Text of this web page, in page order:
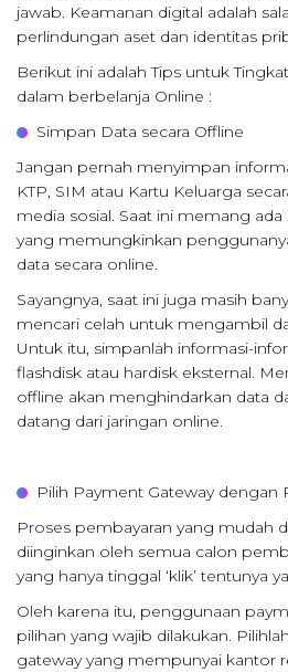
jawab. Keamanan digital adalah
perlindungan aset dan identitas
Berikut ini adalah Tips untuk
dalam berbelanja Online :
Simpan Data secara Offline
Jangan pernah menyimpan
KTP, SIM atau Kartu Keluarga
media sosial. Saat ini memang
yang memungkinkan
data secara online.
Sayangnya, saat ini juga masih
mencari celah untuk mengambil
Untuk itu, simpanlah informasi-
flashdisk atau hardisk eksternal.
offline akan menghindarkan data
datang dari jaringan online.
Pilih Payment Gateway dengan
Proses pembayaran yang mudah
diinginkan oleh semua calon
yang hanya tinggal ‘klik’ tentunya
Oleh karena itu, penggunaan
pilihan yang wajib dilakukan.
gateway yang mempunyai kantor